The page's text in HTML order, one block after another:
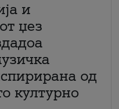
и
џез
од
културно